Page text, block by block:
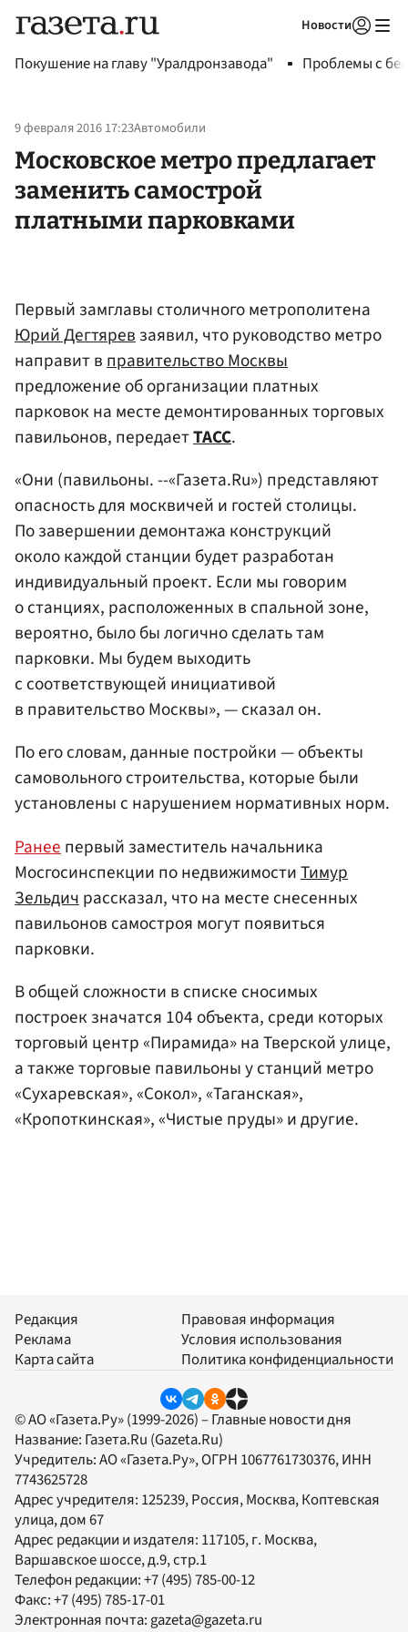
Новости
Покушение на главу "Уралдронзавода" Проблемы с
9 февраля 2016 17:23Автомобили
Московское метро предлагает
заменить самострой
платными парковками
Первый замглавы столичного метрополитена
Юрий Дегтяревзаявил, что руководство метро
направит вправительство Москвы
предложение об организации платных
парковок на месте демонтированных торговых
павильонов, передаетТАСС.
«Они (павильоны. --«Газета.Ru») представляют
опасность для москвичей и гостей столицы.
По завершении демонтажа конструкций
около каждой станции будет разработан
индивидуальный проект. Если мы говорим
о станциях, расположенных в спальной зоне,
вероятно, было бы логично сделать там
парковки. Мы будем выходить
с соответствующей инициативой
в правительство Москвы», — сказал он.
По его словам, данные постройки — объекты
самовольного строительства, которые были
установлены с нарушением нормативных норм.
Ранее первый заместитель начальника
Мосгосинспекции по недвижимостиТимур
Зельдич рассказал, что на месте снесенных
павильонов самостроя могут появиться
парковки.
В общей сложности в списке сносимых
построек значатся 104 объекта, среди которых
торговый центр «Пирамида» на Тверской улице,
а также торговые павильоны у станций метро
«Сухаревская», «Сокол», «Таганская»,
«Кропоткинская», «Чистые пруды» и другие.
Редакция
Реклама
Карта сайта
Правовая информация
Условия использования
Политика конфиденциальности
© АО «Газета.Ру» (1999-2026) – Главные новости дня
Название: Газета.Ru (Gazeta.Ru)
Учредитель:АО «Газета.Ру», ОГРН 1067761730376, ИНН
7743625728
Адрес учредителя: 125239, Россия, Москва, Коптевская
улица, дом 67
Адрес редакции и издателя: 117105, г. Москва,
Варшавское шоссе, д.9, стр.1
Телефон редакции:+7 (495) 785-00-12
Факс:+7 (495) 785-17-01
Электронная почта:gazeta@gazeta.ru